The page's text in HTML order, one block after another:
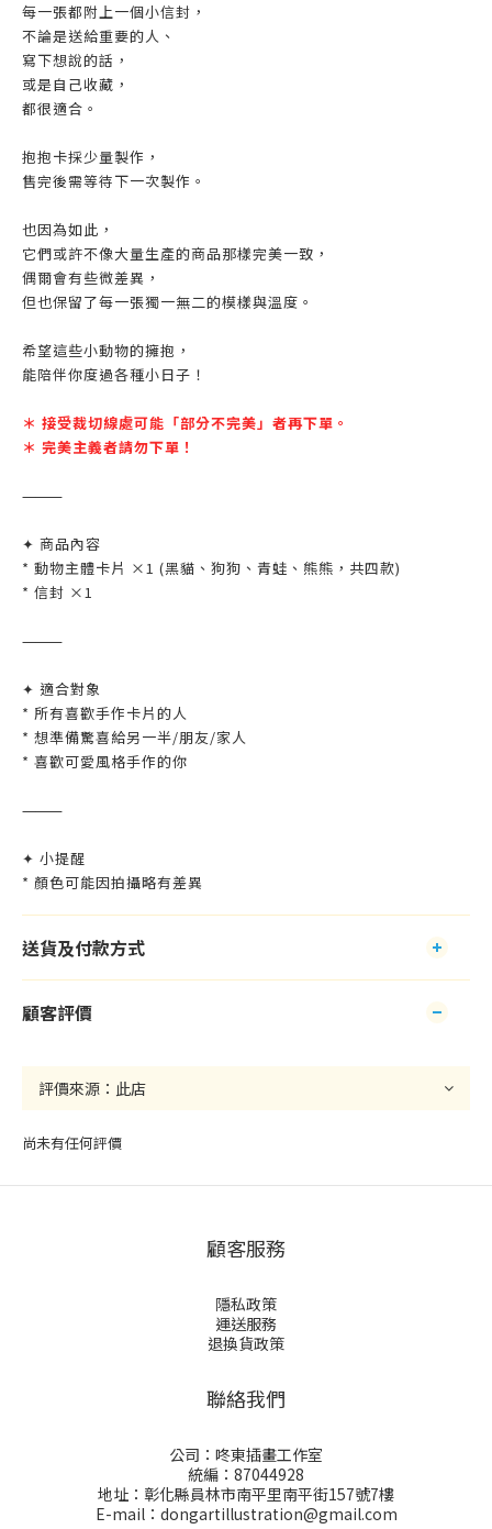
每一張都附上一個小信封，
不論是送給重要的人、
寫下想說的話，
或是自己收藏，
都很適合。
抱抱卡採少量製作，
售完後需等待下一次製作。
也因為如此，
它們或許不像大量生產的商品那樣完美一致，
偶爾會有些微差異，
但也保留了每一張獨一無二的模樣與溫度。
希望這些小動物的擁抱，
能陪伴你度過各種小日子！
＊ 接受裁切線處可能「部分不完美」者再下單。
＊ 完美主義者請勿下單！
⸻
✦ 商品內容
* 動物主體卡片 ×1 (黑貓、狗狗、青蛙、熊熊，共四款)
* 信封 ×1
⸻
✦ 適合對象
* 所有喜歡手作卡片的人
* 想準備驚喜給另一半/朋友/家人
* 喜歡可愛風格手作的你
⸻
✦ 小提醒
* 顏色可能因拍攝略有差異
送貨及付款方式
顧客評價
尚未有任何評價
顧客服務
隱私政策
運送服務
退換貨政策
聯絡我們
公司：咚東插畫工作室
統編：87044928
地址：彰化縣員林市南平里南平街157號7樓
E-mail：dongartillustration@gmail.com